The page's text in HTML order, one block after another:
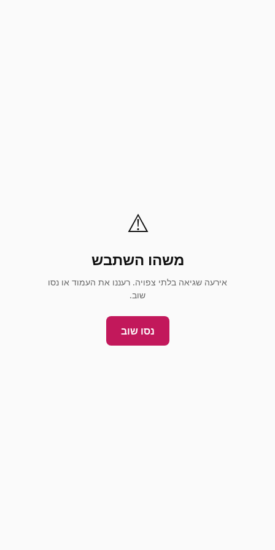
⚠️
משהו השתבש
אירעה שגיאה בלתי צפויה. רעננו את העמוד או נסו
שוב.
נסו שוב